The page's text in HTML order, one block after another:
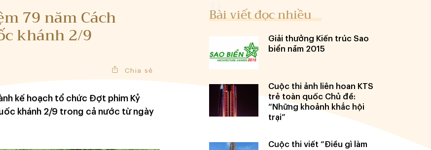
79 năm Cách
khánh 2/9
Chia sẻ
kế hoạch tổ chức Đợt phim Kỷ
khánh 2/9 trong cả nước từ ngày
Bài viết đọc nhiều
Giải thưởng Kiến trúc Sao
biển năm 2015
Cuộc thi ảnh liên hoan KTS
trẻ toàn quốc Chủ đề:
“Những khoảnh khắc hội
trại”
Cuộc thi viết “Điều gì làm